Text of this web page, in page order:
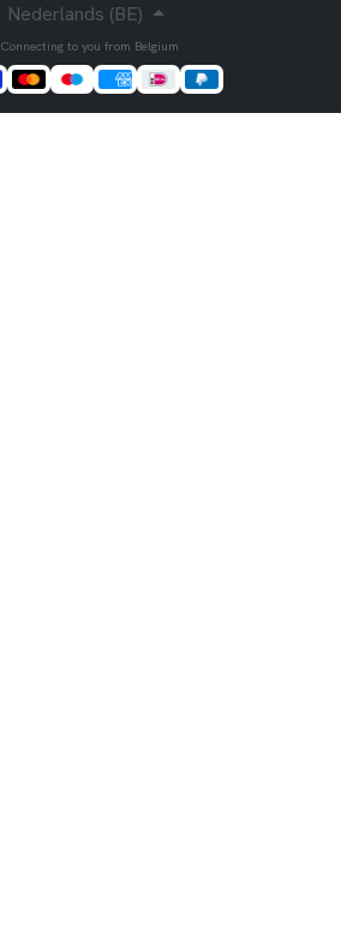
Nederlands (BE)
Connecting to you from Belgium